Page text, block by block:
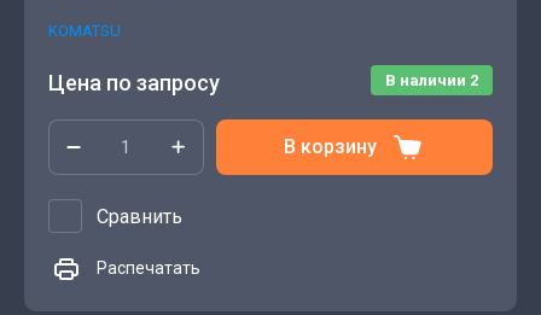
KOMATSU
В наличии 2
Цена по запросу
В корзину
Сравнить
Распечатать